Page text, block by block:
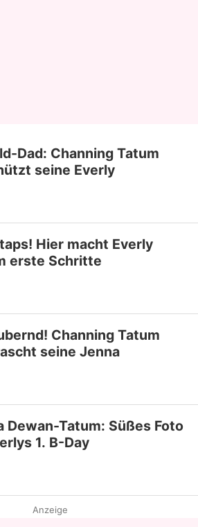
Dad: Channing Tatum
seine Everly
Hier macht Everly
erste Schritte
Channing Tatum
seine Jenna
Dewan-Tatum: Süßes Foto
1. B-Day
Anzeige